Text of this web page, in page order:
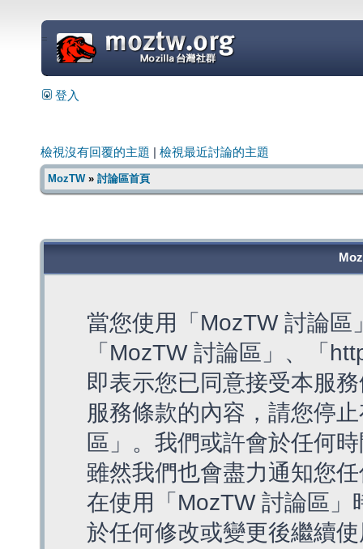
=
登入
檢視沒有回覆的主題 檢視最近討論的主題
MozTW» 討論區首頁
當您使用「MozTW 討論
「MozTW 討論區」、「
即表示您已同意接受本服
服務條款的內容，請您停
區」。我們或許會於任何
雖然我們也會盡力通知您
在使用「MozTW 討論區
於任何修改或變更後繼續